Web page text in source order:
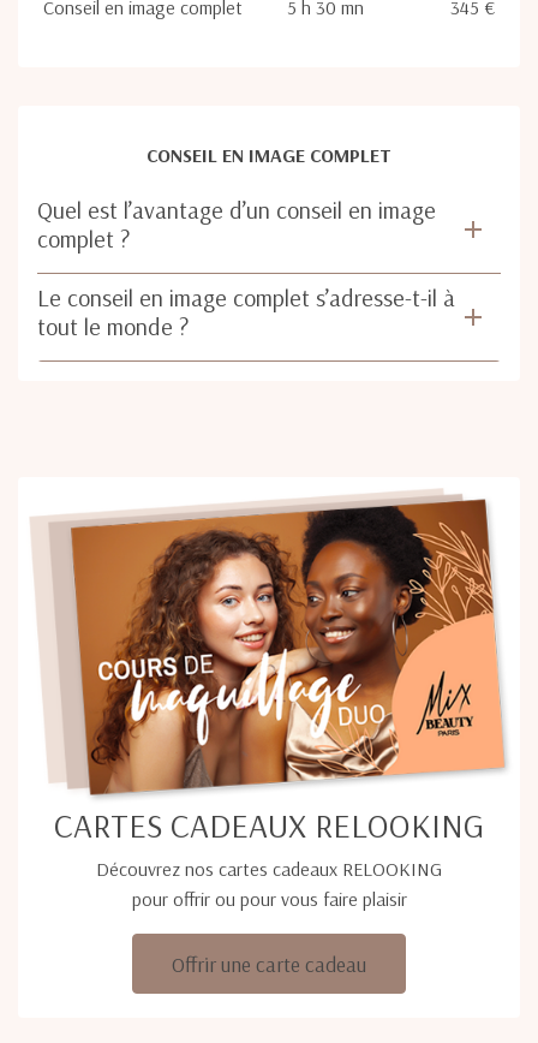
Conseil en image complet 5 h 30 mn 345 €
CONSEIL EN IMAGE COMPLET
Quel est l’avantage d’un conseil en image
complet ?
Le conseil en image complet s’adresse-t-il à
tout le monde ?
CARTES CADEAUX RELOOKING
Découvrez nos cartes cadeaux RELOOKING
pour offrir ou pour vous faire plaisir
Offrir une carte cadeau